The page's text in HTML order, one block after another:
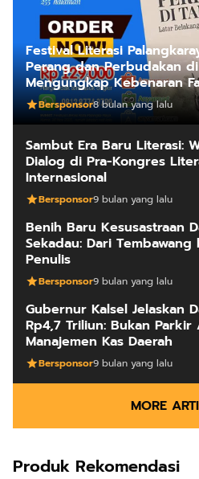
Festival Literasi
Perang dan Perbudakan
Mengungkap Kebenaran
Bersponsor8 bulan yang lalu
Sambut Era Baru Literasi:
Dialog di Pra-Kongres
Internasional
Bersponsor9 bulan yang lalu
Benih Baru Kesusastraan
Sekadau: Dari
Penulis
Bersponsor9 bulan yang lalu
Gubernur Kalsel Jelaskan
Rp4,7 Triliun: Bukan
Manajemen Kas Daerah
Bersponsor9 bulan yang lalu
MORE
Produk Rekomendasi